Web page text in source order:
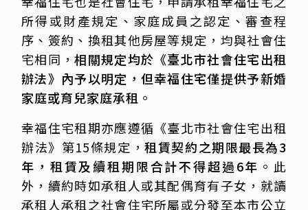
所得或財產規定、家庭成員之認定、審查程
序、簽約、換租其他房屋等規定，均與社會住
宅相同，相關規定均於《臺北市社會住宅出租
辦法》內予以明定，但幸福住宅僅提供予新婚
家庭或育兒家庭承租 。
幸福住宅租期亦應遵循《臺北市社會住宅出租
辦法》第15條規定，租賃契約之期限最長為3
年，租賃及續租期限合計不得超過6年 。此
外，續約時如承租人或其配偶育有子女，就讀
承租人承租之社會住宅所屬或分發至本市公立